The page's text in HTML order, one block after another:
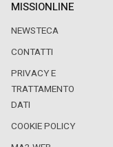
MISSIONLINE
NEWSTECA
CONTATTI
PRIVACY E
TRATTAMENTO
DATI
COOKIE POLICY